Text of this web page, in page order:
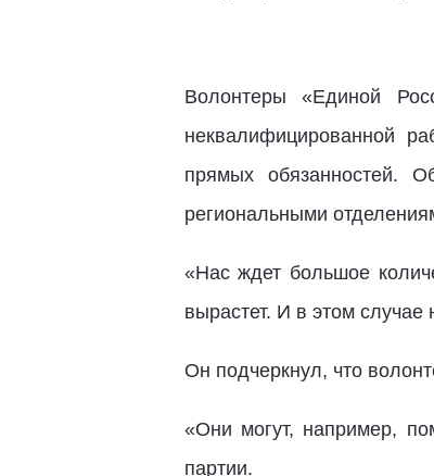
Волонтеры «Единой
неквалифицированной
прямых обязанностей.
региональными
«Нас ждет большое
вырастет. И в этом
Он подчеркнул, что
«Они могут, например,
партии.